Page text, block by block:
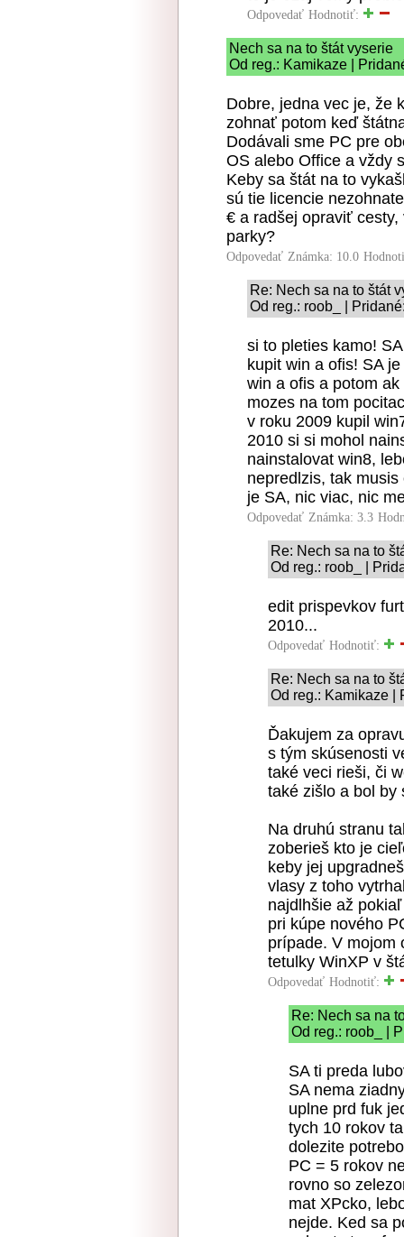
Odpovedať Hodnotiť:
Nech sa na to štát vyserie
Od reg.: Kamikaze |
Dobre, jedna vec je, že
zohnať potom keď
Dodávali sme PC pre
OS alebo Office a vždy
Keby sa štát na to
sú tie licencie
€ a radšej opraviť
parky?
Odpovedať Známka: 10.0
Re: Nech sa na to štát
Od reg.: roob_ |
si to pleties kamo!
kupit win a ofis! SA
win a ofis a potom
mozes na tom
v roku 2009 kupil
2010 si si mohol
nainstalovat win8,
nepredlzis, tak
je SA, nic viac, nic
Odpovedať Známka: 3.3
Re: Nech sa na to
Od reg.: roob_ |
edit prispevkov
2010...
Odpovedať Hodnotiť:
Re: Nech sa na to
Od reg.: Kamikaze |
Ďakujem za
s tým skúsenosti
také veci rieši, či
také zišlo a bol by
Na druhú stranu
zoberieš kto je
keby jej
vlasy z toho
najdlhšie až
pri kúpe nového
prípade. V mojom
tetulky WinXP v
Odpovedať Hodnotiť:
Re: Nech sa na
Od reg.: roob_ |
SA ti preda
SA nema
uplne prd fuk
tych 10 rokov
dolezite
PC = 5 rokov
rovno so
mat XPcko,
nejde. Ked sa